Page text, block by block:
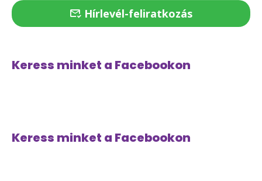
Hírlevél-feliratkozás
Keress minket a Facebookon
Keress minket a Facebookon